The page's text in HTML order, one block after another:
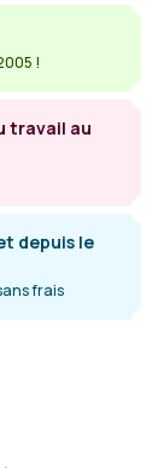
!
travail au
depuis le
frais